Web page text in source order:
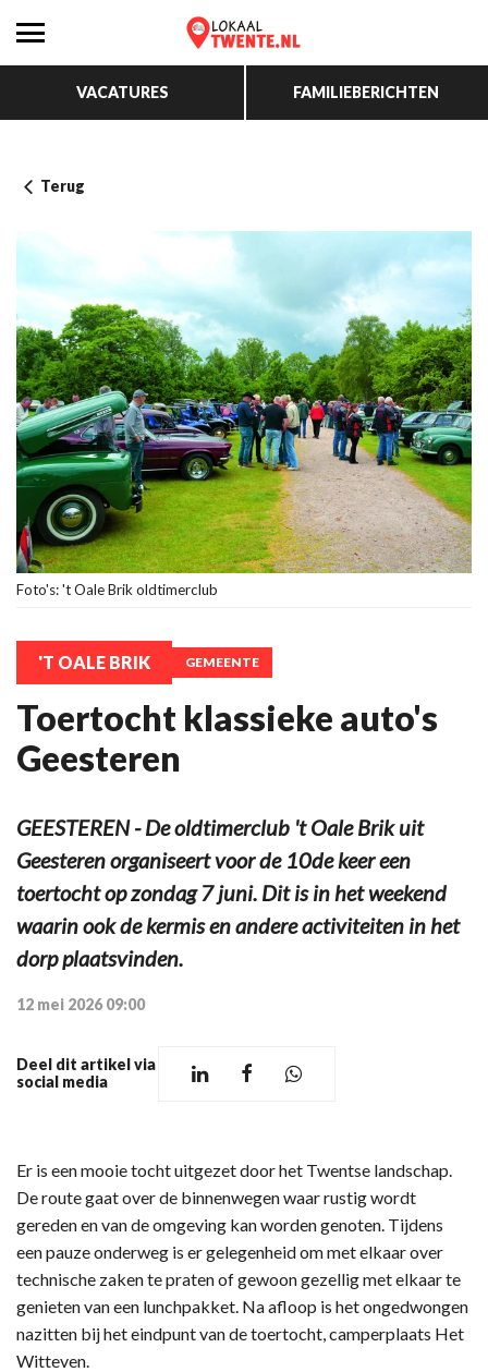
VACATURES FAMILIEBERICHTEN
Terug
Foto's: 't Oale Brik oldtimerclub
'T OALE BRIK GEMEENTE
Toertocht klassieke auto's
Geesteren
GEESTEREN - De oldtimerclub 't Oale Brik uit
Geesteren organiseert voor de 10de keer een
toertocht op zondag 7 juni. Dit is in het weekend
waarin ook de kermis en andere activiteiten in het
dorp plaatsvinden.
12 mei 2026 09:00
Deel dit artikel via
social media
Er is een mooie tocht uitgezet door het Twentse landschap.
De route gaat over de binnenwegen waar rustig wordt
gereden en van de omgeving kan worden genoten. Tijdens
een pauze onderweg is er gelegenheid om met elkaar over
technische zaken te praten of gewoon gezellig met elkaar te
genieten van een lunchpakket. Na afloop is het ongedwongen
nazitten bij het eindpunt van de toertocht, camperplaats Het
Witteven.